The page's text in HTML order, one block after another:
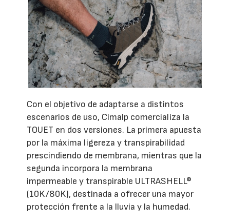
Con el objetivo de adaptarse a distintos
escenarios de uso, Cimalp comercializa la
TOUET en dos versiones. La primera apuesta
por la máxima ligereza y transpirabilidad
prescindiendo de membrana, mientras que la
segunda incorpora la membrana
impermeable y transpirable ULTRASHELL®
(10K/80K), destinada a ofrecer una mayor
protección frente a la lluvia y la humedad.